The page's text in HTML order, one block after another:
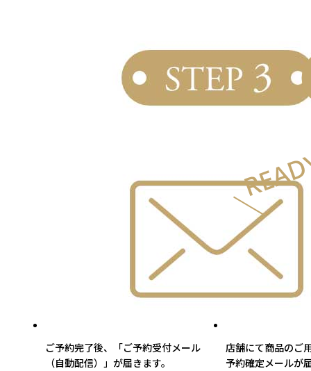
ご予約完了後、「ご予約受付メール
（自動配信）」が届きます。
店舗にて商品のご
予約確定メールが